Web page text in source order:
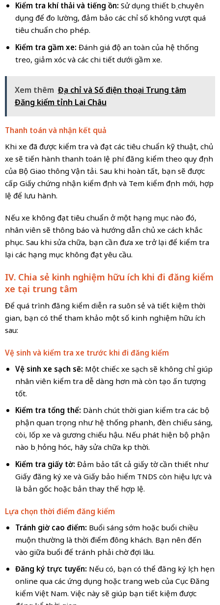
Kiểm tra khí thải và tiếng ồn: Sử dụng thiết bị chuyên
dụng để đo lường, đảm bảo các chỉ số không vượt quá
tiêu chuẩn cho phép.
Kiểm tra gầm xe: Đánh giá độ an toàn của hệ thống
treo, giảm xóc và các chi tiết dưới gầm xe.
Xem thêm Địa chỉ và Số điện thoại Trung tâm
Đăng kiểm tỉnh Lai Châu
Thanh toán và nhận kết quả
Khi xe đã được kiểm tra và đạt các tiêu chuẩn kỹ thuật, chủ
xe sẽ tiến hành thanh toán lệ phí đăng kiểm theo quy định
của Bộ Giao thông Vận tải. Sau khi hoàn tất, bạn sẽ được
cấp Giấy chứng nhận kiểm định và Tem kiểm định mới, hợp
lệ để lưu hành.
Nếu xe không đạt tiêu chuẩn ở một hạng mục nào đó,
nhân viên sẽ thông báo và hướng dẫn chủ xe cách khắc
phục. Sau khi sửa chữa, bạn cần đưa xe trở lại để kiểm tra
lại các hạng mục không đạt yêu cầu.
IV. Chia sẻ kinh nghiệm hữu ích khi đi đăng kiểm
xe tại trung tâm
Để quá trình đăng kiểm diễn ra suôn sẻ và tiết kiệm thời
gian, bạn có thể tham khảo một số kinh nghiệm hữu ích
sau:
Vệ sinh và kiểm tra xe trước khi đi đăng kiểm
Vệ sinh xe sạch sẽ: Một chiếc xe sạch sẽ không chỉ giúp
nhân viên kiểm tra dễ dàng hơn mà còn tạo ấn tượng
tốt.
Kiểm tra tổng thể: Dành chút thời gian kiểm tra các bộ
phận quan trọng như hệ thống phanh, đèn chiếu sáng,
còi, lốp xe và gương chiếu hậu. Nếu phát hiện bộ phận
nào bị hỏng hóc, hãy sửa chữa kịp thời.
Kiểm tra giấy tờ: Đảm bảo tất cả giấy tờ cần thiết như
Giấy đăng ký xe và Giấy bảo hiểm TNDS còn hiệu lực và
là bản gốc hoặc bản thay thế hợp lệ.
Lựa chọn thời điểm đăng kiểm
Tránh giờ cao điểm: Buổi sáng sớm hoặc buổi chiều
muộn thường là thời điểm đông khách. Bạn nên đến
vào giữa buổi để tránh phải chờ đợi lâu.
Đăng ký trực tuyến: Nếu có, bạn có thể đăng ký lịch hẹn
online qua các ứng dụng hoặc trang web của Cục Đăng
kiểm Việt Nam. Việc này sẽ giúp bạn tiết kiệm được